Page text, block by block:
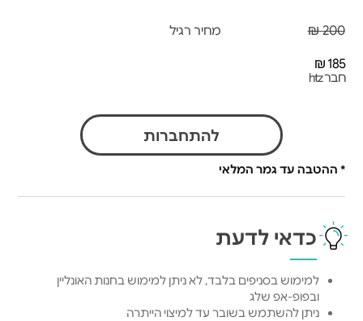
200 ₪ מחיר רגיל
185 ₪
חבר htz
להתחברות
* ההטבה עד גמר המלאי
כדאי לדעת
למימוש בסניפים בלבד, לא ניתן למימוש בחנות האונליין
ובפופ-אפ שלג
ניתן להשתמש בשובר עד למיצוי הייתרה